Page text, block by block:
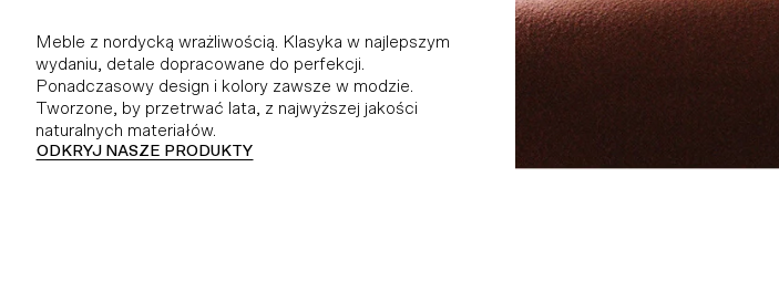
Meble z nordycką wrażliwością. Klasyka w najlepszym
wydaniu, detale dopracowane do perfekcji.
Ponadczasowy design i kolory zawsze w modzie.
Tworzone, by przetrwać lata, z najwyższej jakości
naturalnych materiałów.
ODKRYJ NASZE PRODUKTY